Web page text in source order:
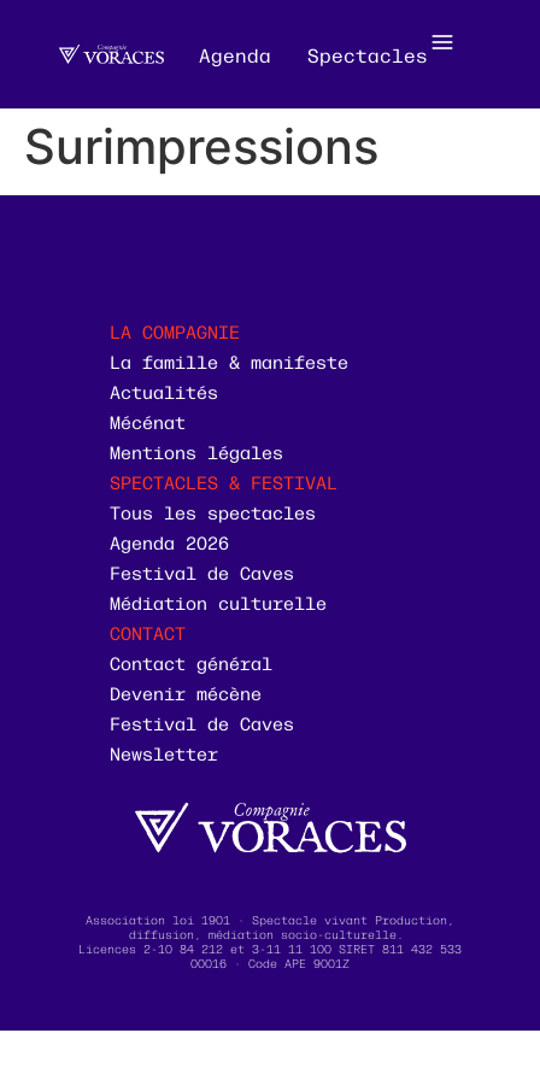
Agenda Spectacles
Surimpressions
Association loi 1901 · Spectacle vivant Production,
diffusion, médiation socio-culturelle.
Licences 2-10 84 212 et 3-11 11 100 SIRET 811 432 533
00016 · Code APE 9001Z
LA COMPAGNIE
La famille & manifeste
Actualités
Mécénat
Mentions légales
SPECTACLES & FESTIVAL
Tous les spectacles
Agenda 2026
Festival de Caves
Médiation culturelle
CONTACT
Contact général
Devenir mécène
Festival de Caves
Newsletter